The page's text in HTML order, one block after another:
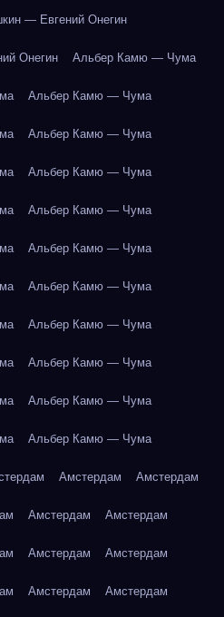
— Евгений Онегин
Онегин Альбер Камю — Чума
Альбер Камю — Чума
Альбер Камю — Чума
Альбер Камю — Чума
Альбер Камю — Чума
Альбер Камю — Чума
Альбер Камю — Чума
Альбер Камю — Чума
Альбер Камю — Чума
Альбер Камю — Чума
Альбер Камю — Чума
Амстердам Амстердам
Амстердам Амстердам
Амстердам Амстердам
Амстердам Амстердам